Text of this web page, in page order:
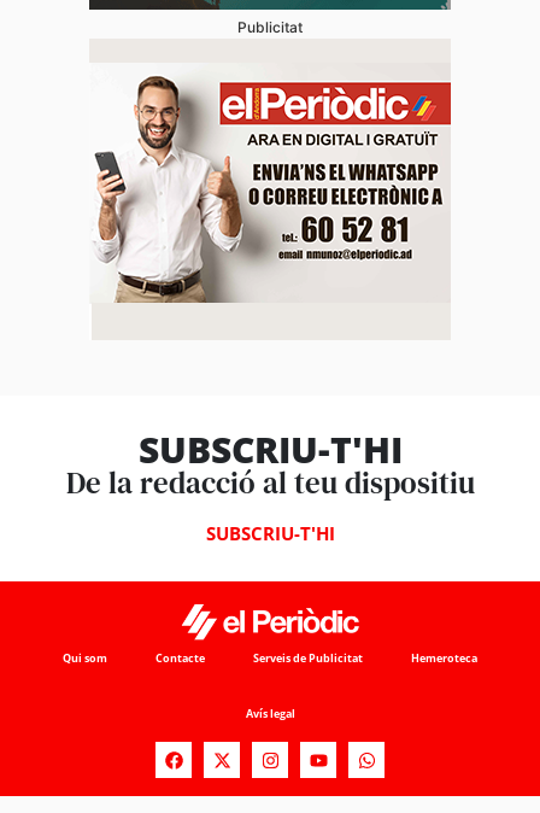
Publicitat
SUBSCRIU-T'HI
De la redacció al teu dispositiu
SUBSCRIU-T'HI
Qui som Contacte Serveis de Publicitat Hemeroteca
Avís legal